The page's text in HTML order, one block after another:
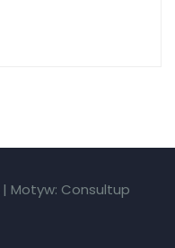
| Motyw: Consultup